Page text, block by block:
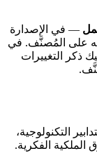
— في الإصدارة
على المُصنَّف. في
عليك ذكر التغييرات
التكنولوجية،